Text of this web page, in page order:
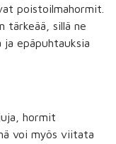
poistoilmahormit.
tärkeää, sillä ne
epäpuhtauksia
hormit
voi myös viitata